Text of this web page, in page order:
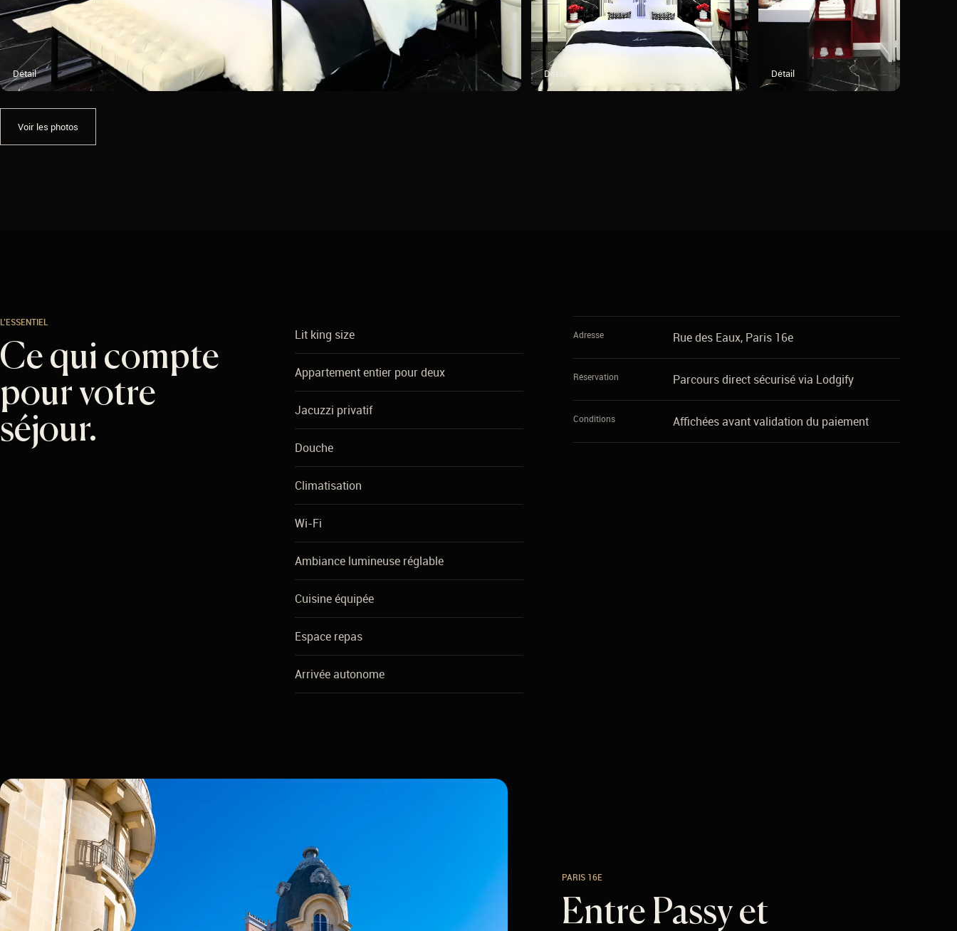
Détail Détail Détail
Voir les photos
L’ESSENTIEL
Ce qui compte
pour votre
séjour.
Lit king size
Appartement entier pour deux
Jacuzzi privatif
Douche
Climatisation
Wi-Fi
Ambiance lumineuse réglable
Cuisine équipée
Espace repas
Arrivée autonome
Adresse Rue des Eaux, Paris 16e
Réservation Parcours direct sécurisé via Lodgify
Conditions Affichées avant validation du paiement
PARIS 16E
Entre Passy et